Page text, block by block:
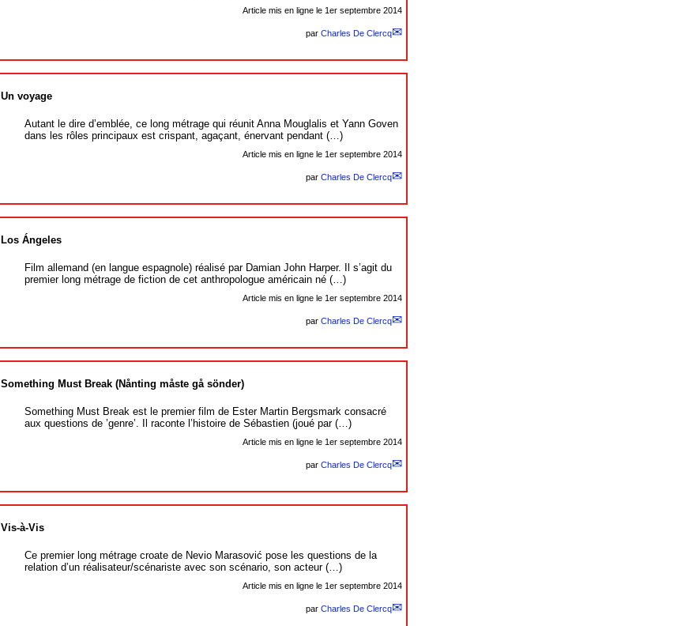
Article mis en ligne le 1er septembre 2014
par Charles De Clercq
Un voyage
Autant le dire d’emblée, ce long métrage qui réunit Anna Mouglalis et Yann Goven
dans les rôles principaux est crispant, agaçant, énervant pendant (…)
Article mis en ligne le 1er septembre 2014
par Charles De Clercq
Los Ángeles
Film allemand (en langue espagnole) réalisé par Damian John Harper. Il s’agit du
premier long métrage de fiction de cet anthropologue américain né (…)
Article mis en ligne le 1er septembre 2014
par Charles De Clercq
Something Must Break (Nånting måste gå sönder)
Something Must Break est le premier film de Ester Martin Bergsmark consacré
aux questions de ’genre’. Il raconte l’histoire de Sébastien (joué par (…)
Article mis en ligne le 1er septembre 2014
par Charles De Clercq
Vis-à-Vis
Ce premier long métrage croate de Nevio Marasović pose les questions de la
relation d’un réalisateur/scénariste avec son scénario, son acteur (…)
Article mis en ligne le 1er septembre 2014
par Charles De Clercq